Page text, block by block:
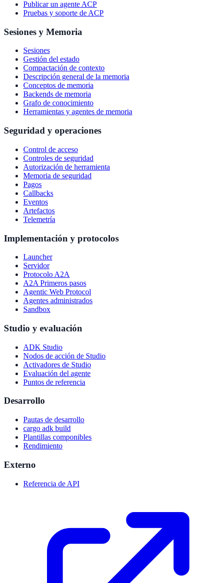
Publicar un agente ACP
Pruebas y soporte de ACP
Sesiones y Memoria
Sesiones
Gestión del estado
Compactación de contexto
Descripción general de la memoria
Conceptos de memoria
Backends de memoria
Grafo de conocimiento
Herramientas y agentes de memoria
Seguridad y operaciones
Control de acceso
Controles de seguridad
Autorización de herramienta
Memoria de seguridad
Pagos
Callbacks
Eventos
Artefactos
Telemetría
Implementación y protocolos
Launcher
Servidor
Protocolo A2A
A2A Primeros pasos
Agentic Web Protocol
Agentes administrados
Sandbox
Studio y evaluación
ADK Studio
Nodos de acción de Studio
Activadores de Studio
Evaluación del agente
Puntos de referencia
Desarrollo
Pautas de desarrollo
cargo adk build
Plantillas componibles
Rendimiento
Externo
Referencia de API